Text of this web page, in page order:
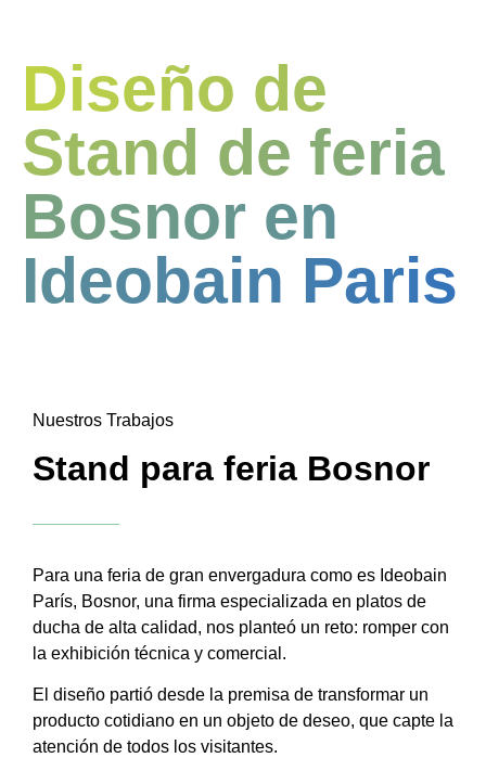
Diseño de
Stand de feria
Bosnor en
Ideobain Paris
Nuestros Trabajos
Stand para feria Bosnor
Para una feria de gran envergadura como es Ideobain
París, Bosnor, una firma especializada en platos de
ducha de alta calidad, nos planteó un reto: romper con
la exhibición técnica y comercial.
El diseño partió desde la premisa de transformar un
producto cotidiano en un objeto de deseo, que capte la
atención de todos los visitantes.